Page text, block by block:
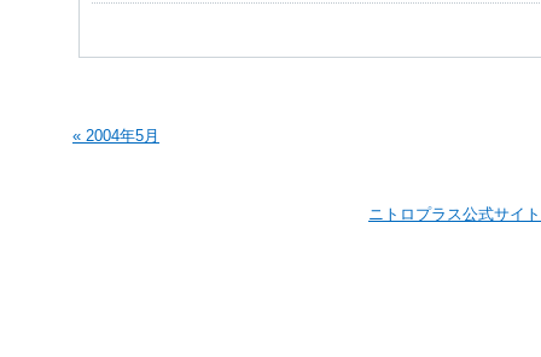
« 2004年5月
ニトロプラス公式サイ